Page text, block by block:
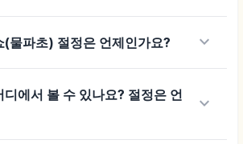
(물파초) 절정은 언제인가요? keyboard_arrow_down
에서 볼 수 있나요? 절정은 언
keyboard_arrow_down